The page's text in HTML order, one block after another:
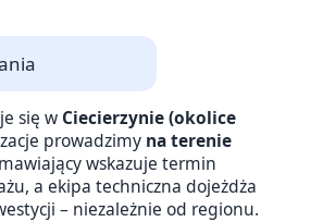
się w Ciecierzynie (okolice
prowadzimy na terenie
wskazuje termin
a ekipa techniczna dojeżdża
– niezależnie od regionu.